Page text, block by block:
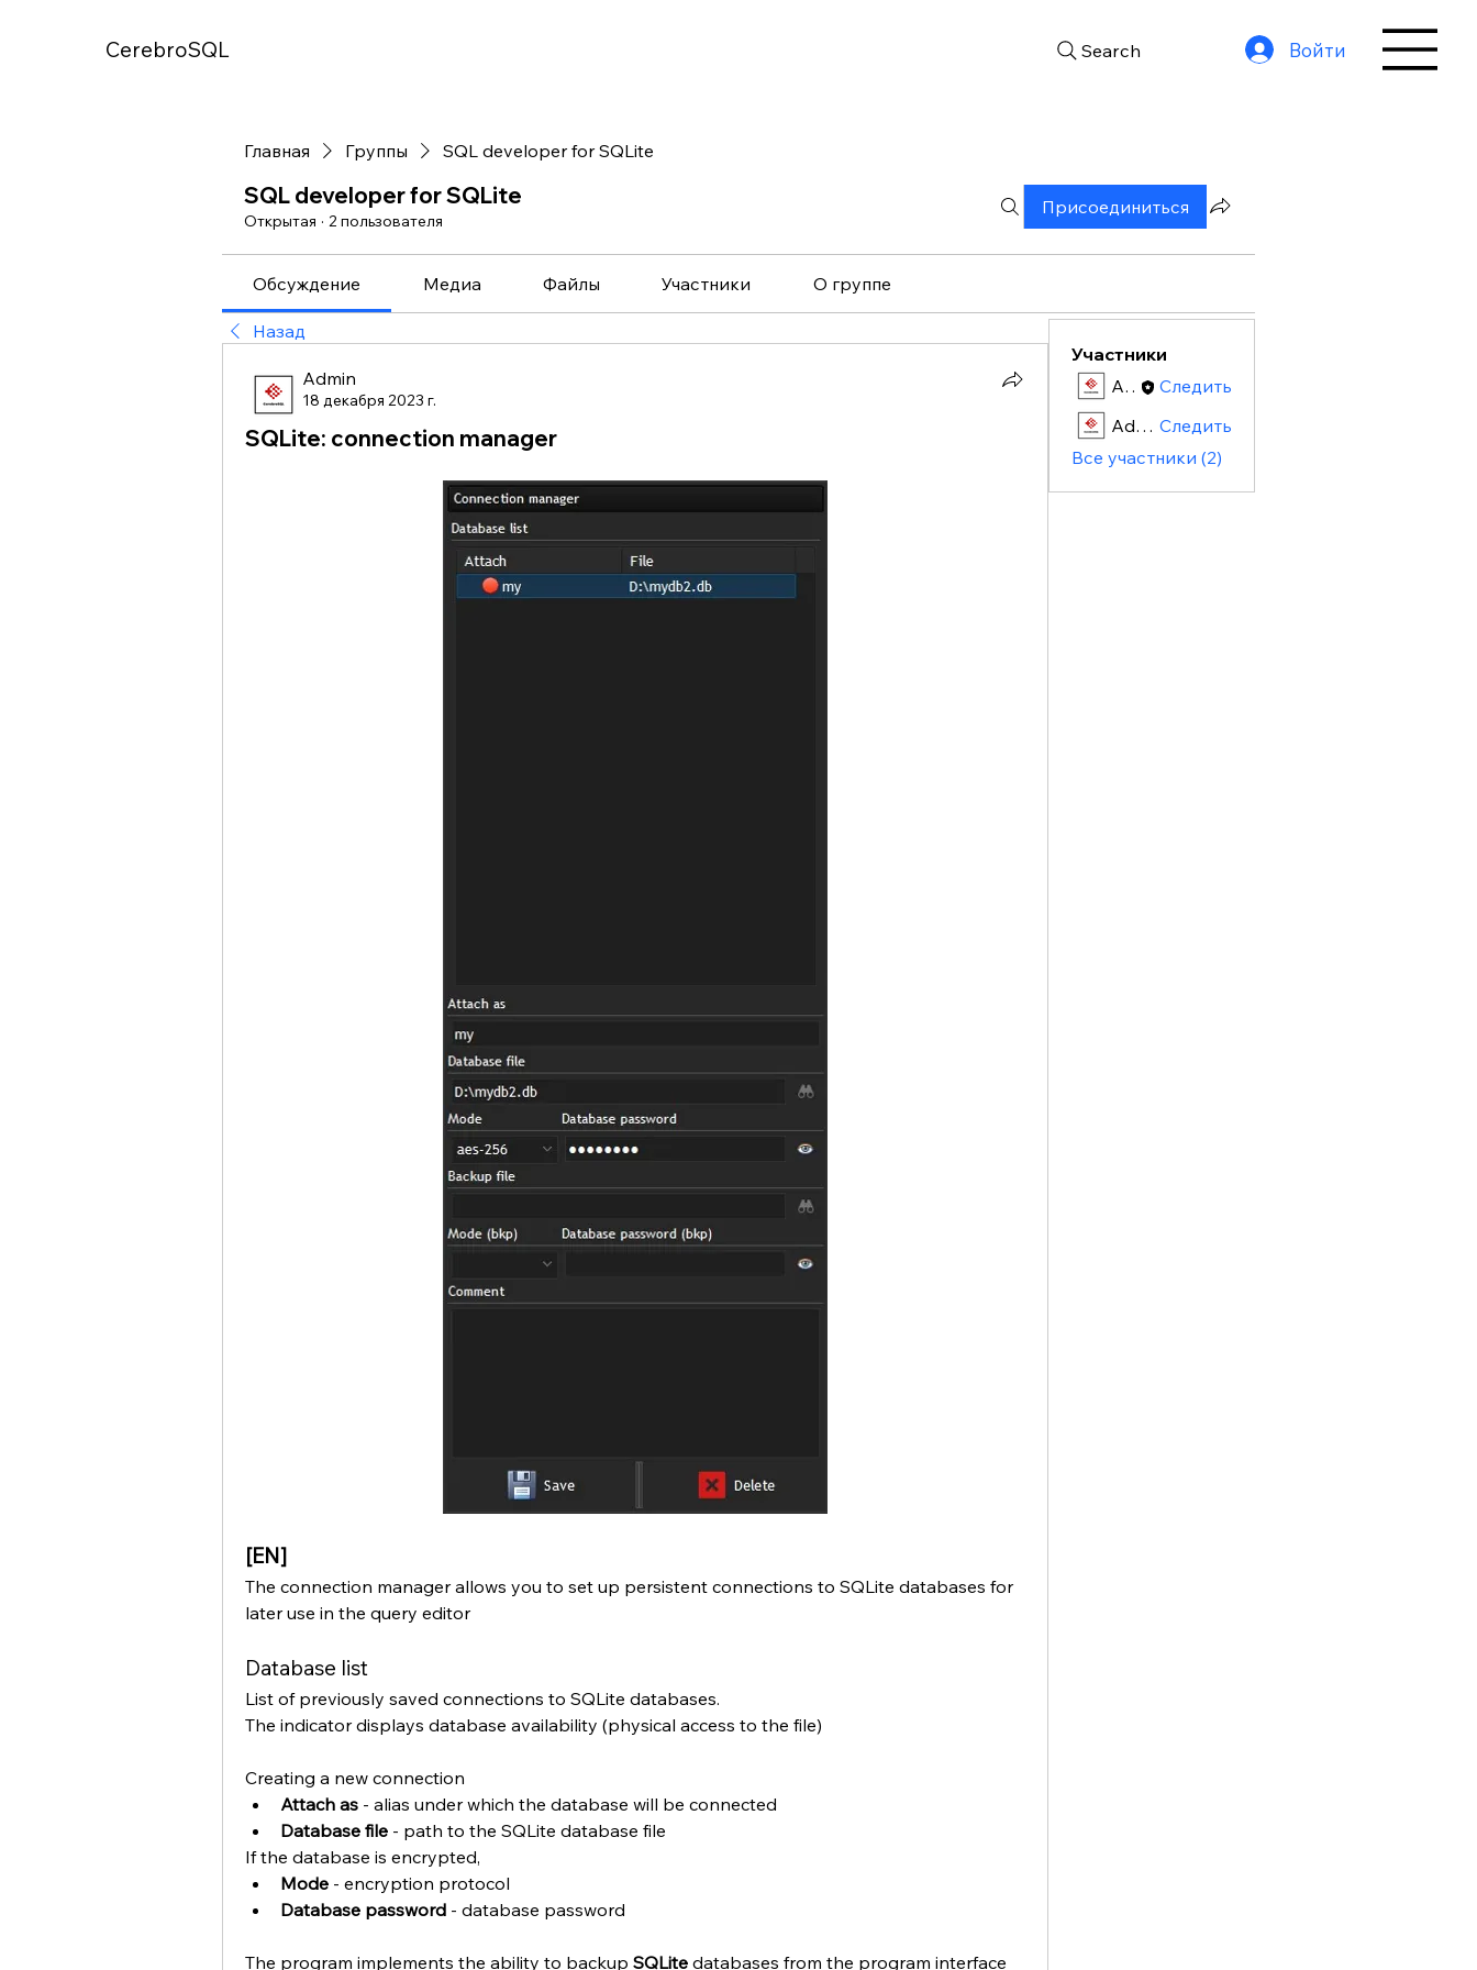
CerebroSQL Search Войти
Главная Группы SQL developer for SQLite
SQL developer for SQLite
Открытая · 2 пользователя
Присоединиться
Обсуждение Медиа Файлы Участники О группе
Назад
Admin
18 декабря 2023 г.
SQLite: connection manager
[EN]
The connection manager allows you to set up persistent connections to SQLite databases for
later use in the query editor
Database list
List of previously saved connections to SQLite databases.
The indicator displays database availability (physical access to the file)
Creating a new connection
Attach as - alias under which the database will be connected
Database file - path to the SQLite database file
If the database is encrypted,
Mode - encryption protocol
Database password - database password
The program implements the ability to backup SQLite databases from the program interface
Участники
Admin
Следить
Admin Следить
Все участники (2)